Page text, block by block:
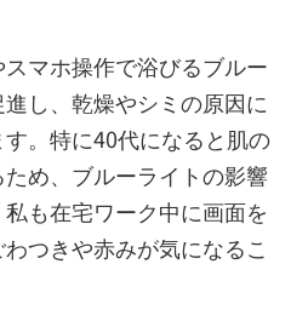
マホ操作で浴びるブルー
し、乾燥やシミの原因に
。特に40代になると肌の
め、ブルーライトの影響
も在宅ワーク中に画面を
つきや赤みが気になるこ